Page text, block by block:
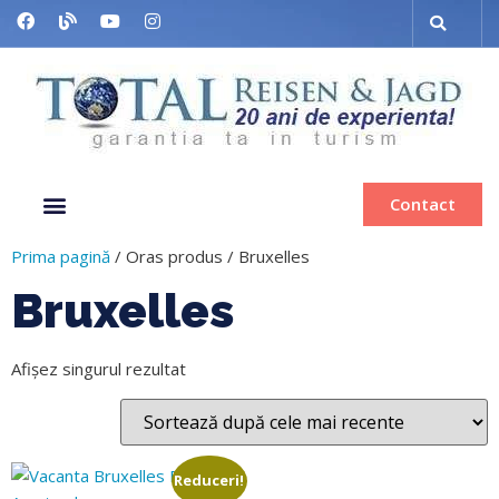
Contact
Prima pagină / Oras produs / Bruxelles
Bruxelles
Afișez singurul rezultat
Reduceri!